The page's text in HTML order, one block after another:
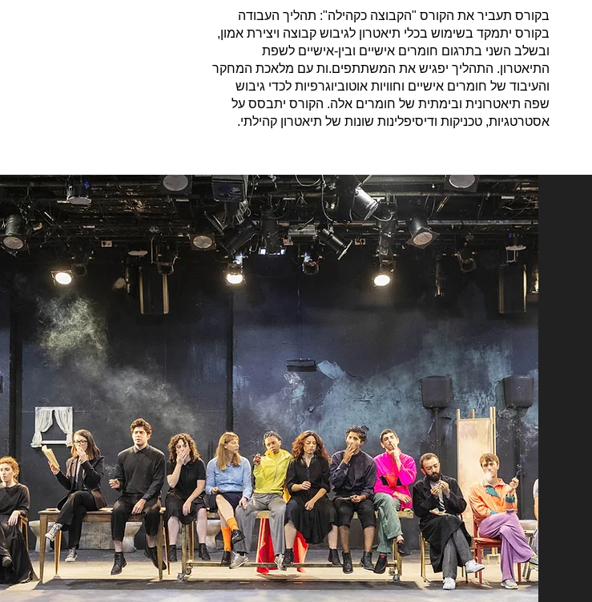
בקורס תעביר את הקורס "הקבוצה כקהילה": תהליך העבודה
בקורס יתמקד בשימוש בכלי תיאטרון לגיבוש קבוצה ויצירת אמון,
ובשלב השני בתרגום חומרים אישיים ובין-אישיים לשפת
התיאטרון. התהליך יפגיש את המשתתפים.ות עם מלאכת המחקר
והעיבוד של חומרים אישיים וחוויות אוטוביוגרפיות לכדי גיבוש
שפה תיאטרונית ובימתית של חומרים אלה. הקורס יתבסס על
אסטרטגיות, טכניקות ודיסיפלינות שונות של תיאטרון קהילתי.